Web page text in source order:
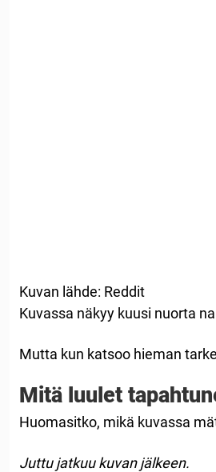
Kuvan lähde: Reddit
Kuvassa näkyy kuusi nuorta
Mutta kun katsoo hieman
Mitä luulet
Huomasitko, mikä kuvassa
Juttu jatkuu kuvan jälkeen.